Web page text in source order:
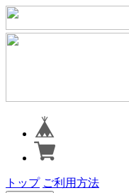
トップ ご利用方法